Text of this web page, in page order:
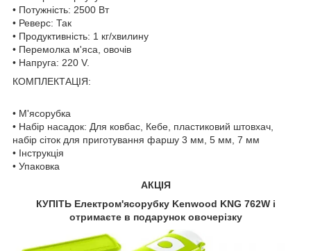
• Потужність: 2500 Вт
• Реверс: Так
• Продуктивність: 1 кг/хвилину
• Перемолка м'яса, овочів
• Напруга: 220 V.
КОМПЛЕКТАЦІЯ:
• М'ясорубка
• Набір насадок: Для ковбас, Кебе, пластиковий штовхач,
набір сіток для приготування фаршу 3 мм, 5 мм, 7 мм
• Інструкція
• Упаковка
АКЦІЯ
КУПІТЬ Електром'ясорубку Kenwood KNG 762W і
отримаєте в подарунок овочерізку